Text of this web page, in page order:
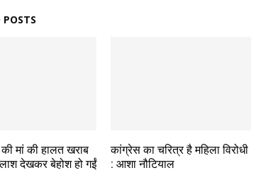
POSTS
की मां की हालत खराब
देखकर बेहोश हो गईं
कांग्रेस का चरित्र है महिला विरोधी
: आशा नौटियाल